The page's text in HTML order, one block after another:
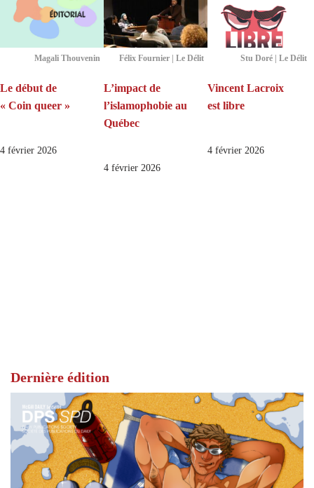
Magali Thouvenin
Le début de
« Coin queer »
4 février 2026
Félix Fournier | Le Délit
L’impact de
l’islamophobie au
Québec
4 février 2026
Stu Doré | Le Délit
Vincent Lacroix
est libre
4 février 2026
Dernière édition